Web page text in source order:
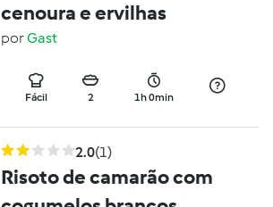
cenoura e ervilhas
porGast
Fácil 2 1h 0min
2.0(1)
Risoto de camarão com